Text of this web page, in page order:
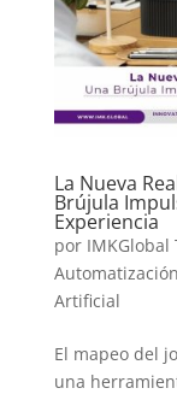
La Nueva
Brújula
Experiencia
por IMKGlobal
Automatización
Artificial
El mapeo del
una